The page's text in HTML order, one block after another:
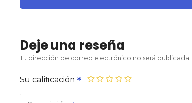
Deje una reseña
Tu dirección de correo electrónico no será publicada.
Su calificación